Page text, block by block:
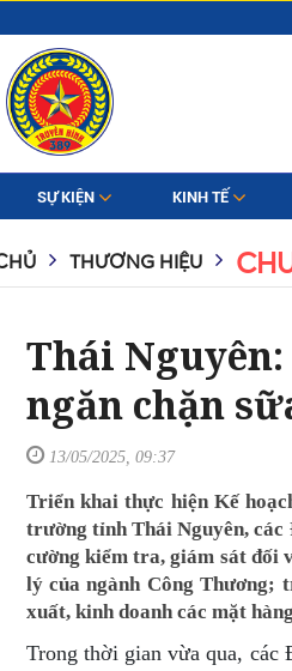
SỰ KIỆN KINH TẾ
THƯƠNG HIỆU
Thái
ngăn chặn
13/05/2025, 09:37
Triển khai thực hiện Kế
trường tỉnh Thái Nguyên,
cường kiểm tra, giám sát đối
lý của ngành Công Thương;
xuất, kinh doanh các mặt
Trong thời gian vừa qua,